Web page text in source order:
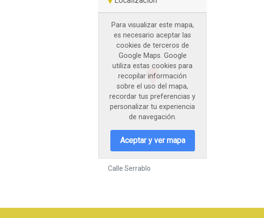
Para visualizar este mapa,
es necesario aceptar las
cookies de terceros de
Google Maps. Google
utiliza estas cookies para
recopilar información
sobre el uso del mapa,
recordar tus preferencias y
personalizar tu experiencia
de navegación.
Aceptar y ver mapa
Calle Serrablo